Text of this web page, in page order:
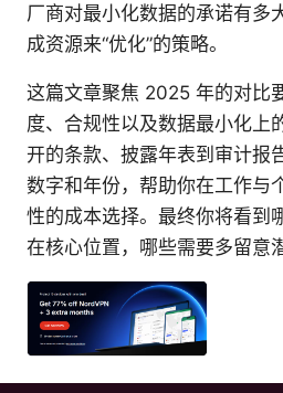
厂商对最小化数据的承诺有多
成资源来“优化”的策略。
这篇文章聚焦 2025 年的对比
度、合规性以及数据最小化上
开的条款、披露年表到审计报
数字和年份，帮助你在工作与
性的成本选择。最终你将看到
在核心位置，哪些需要多留意